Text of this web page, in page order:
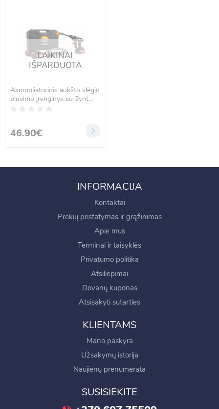
LAIKINAI
IŠPARDUOTA
Akumuliatorinis aukšto slėgio
plovimo įrenginys su 2vnt
46.90€
INFORMACIJA
Kontaktai
Prekių pristatymas ir grąžinimas
Apie mus
Terminai ir taisyklės
Privatumo politika
Atsiliepimai
Dovanų kuponas
Atsisakyti sutarties
KLIENTAMS
Mano paskyra
Užsakymų istorija
Naujienų prenumerata
SUSISIEKITE